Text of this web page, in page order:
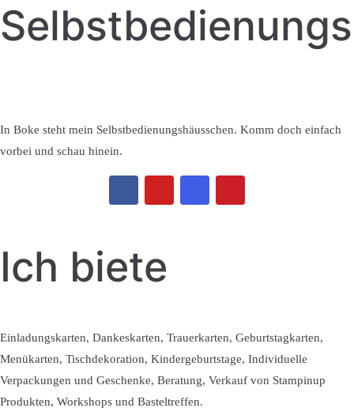
In Boke steht mein Selbstbedienungshäusschen. Komm doch einfach
vorbei und schau hinein.
Ich biete
Einladungskarten, Dankeskarten, Trauerkarten, Geburtstagkarten,
Menükarten, Tischdekoration, Kindergeburtstage, Individuelle
Verpackungen und Geschenke, Beratung, Verkauf von Stampinup
Produkten, Workshops und Basteltreffen.